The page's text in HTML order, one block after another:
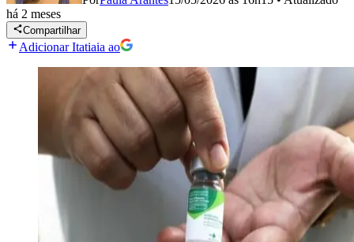
há 2 meses
Compartilhar
Adicionar Itatiaia ao